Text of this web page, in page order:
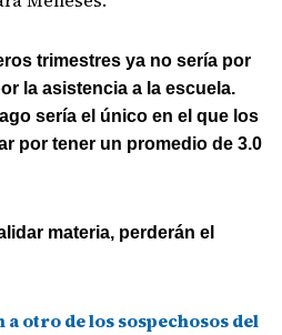
trimestres ya no sería por
la asistencia a la escuela.
sería el único en el que los
por tener un promedio de 3.0
materia, perderán el
a otro de los sospechosos del